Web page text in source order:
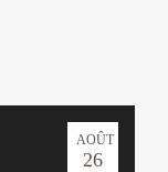
AOÛT
26